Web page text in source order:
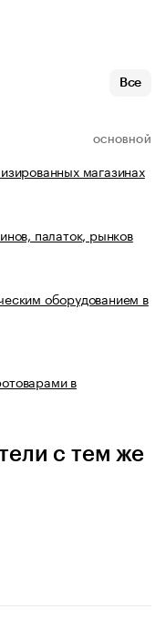
Все
ОСНОВНОЙ
магазинах
палаток, рынков
оборудованием в
в
с тем же